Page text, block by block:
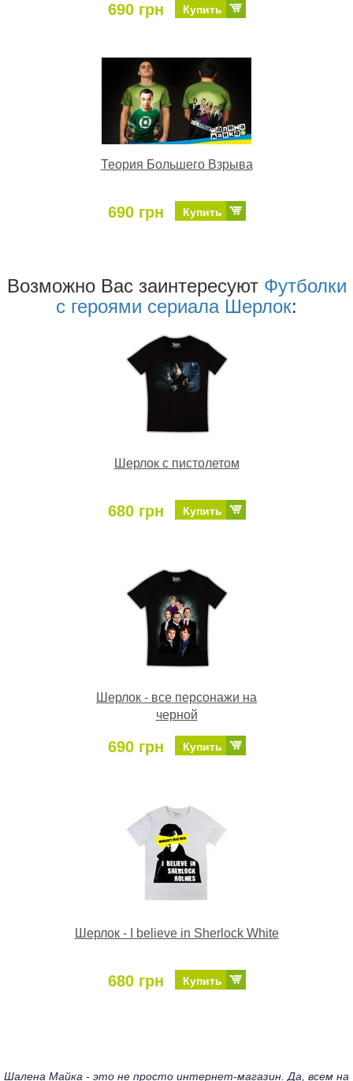
690 грн Купить
Теория Большего Взрыва
690 грн Купить
Возможно Ваc заинтересуют Футболки
с героями сериала Шерлок:
Шерлок с пистолетом
680 грн Купить
Шерлок - все персонажи на
черной
690 грн Купить
Шерлок - I believe in Sherlock White
680 грн Купить
Шалена Майка - это не просто интернет-магазин. Да, всем на